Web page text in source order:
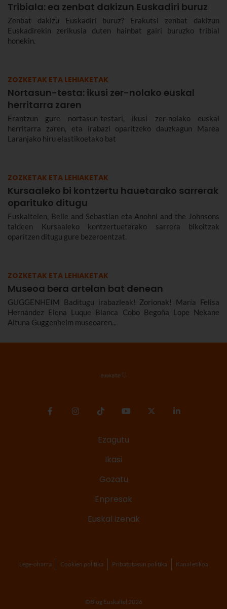
Tribiala: ea zenbat dakizun Euskadiri buruz
Zenbat dakizu Euskadiri buruz? Erakutsi zenbat dakizun
Euskadirekin zerikusia duten hainbat gairi buruzko tribial
honekin.
ZOZKETAK ETA LEHIAKETAK
Nortasun-testa: ikusi zer-nolako euskal
herritarra zaren
Erantzun gure nortasun-testari, ikusi zer-nolako euskal
herritarra zaren, eta irabazi oparitzeko dauzkagun Marea
Laranjako hiru elastikoetako bat
ZOZKETAK ETA LEHIAKETAK
Kursaaleko bi kontzertu hauetarako sarrerak
oparituko ditugu
Euskaltelen, Belle and Sebastian eta Anohni and the Johnsons
taldeen Kursaaleko kontzertuetarako sarrera bikoitzak
oparitzen ditugu gure bezeroentzat.
ZOZKETAK ETA LEHIAKETAK
Museoa bera artelan bat denean
GUGGENHEIM Baditugu irabazleak! Zorionak! María Felisa
Hernández Elena Luque Blanca Cobo Begoña Lope Nekane
Altuna Guggenheim museoaren...
Ezagutu
Ikasi
Gozatu
Enpresak
Euskal izenak
Lege-oharra Cookien politika Pribatutasun politika Kanal etikoa
©Blog Euskaltel 2026